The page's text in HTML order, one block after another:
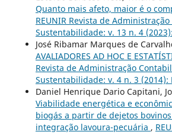
Quanto mais afeto, maior é o
REUNIR Revista de
Sustentabilidade: v. 13 n. 4
José Ribamar Marques de
AVALIADORES AD HOC E
Revista de Administração
Sustentabilidade: v. 4 n. 3 (2014):
Daniel Henrique Dario Capitani,
Viabilidade energética e
biogás a partir de dejetos
integração lavoura-pecuária ,